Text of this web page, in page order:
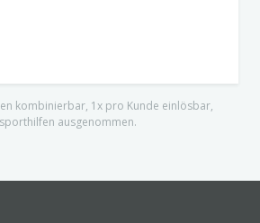
kombinierbar, 1x pro Kunde einlösbar,
ausgenommen.